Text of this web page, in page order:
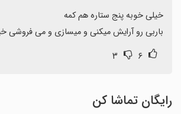
باربی رو آرایش میکنی و میسازی و می فروشی
۶ ۳
رایگان تماشا کن